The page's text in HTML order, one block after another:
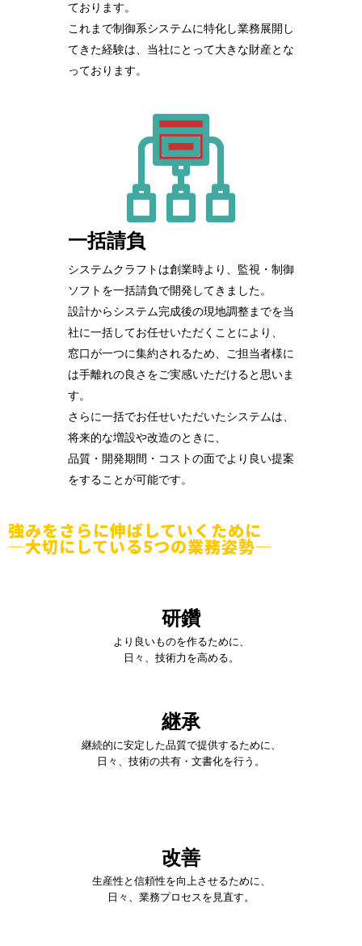
ております。
これまで制御系システムに特化し業務展開し
てきた経験は、当社にとって大きな財産とな
っております。
一括請負
システムクラフトは創業時より、監視・制御
ソフトを一括請負で開発してきました。
設計からシステム完成後の現地調整までを当
社に一括してお任せいただくことにより、
窓口が一つに集約されるため、ご担当者様に
は手離れの良さをご実感いただけると思いま
す。
さらに一括でお任せいただいたシステムは、
将来的な増設や改造のときに、
品質・開発期間・コストの面でより良い提案
をすることが可能です。
強みをさらに伸ばしていくために
―大切にしている5つの業務姿勢―
研鑽
より良いものを作るために、
日々、技術力を高める。
継承
継続的に安定した品質で提供するために、
日々、技術の共有・文書化を行う。
改善
生産性と信頼性を向上させるために、
日々、業務プロセスを見直す。